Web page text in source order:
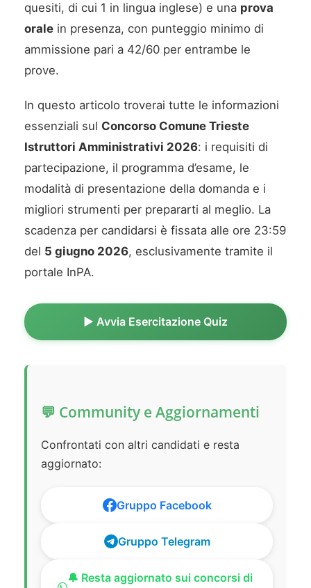
quesiti, di cui 1 in lingua inglese) e una prova
orale in presenza, con punteggio minimo di
ammissione pari a 42/60 per entrambe le
prove.
In questo articolo troverai tutte le informazioni
essenziali sul Concorso Comune Trieste
Istruttori Amministrativi 2026: i requisiti di
partecipazione, il programma d’esame, le
modalità di presentazione della domanda e i
migliori strumenti per prepararti al meglio. La
scadenza per candidarsi è fissata alle ore 23:59
del 5 giugno 2026, esclusivamente tramite il
portale InPA.
▶️ Avvia Esercitazione Quiz
💬 Community e Aggiornamenti
Confrontati con altri candidati e resta
aggiornato:
Gruppo Facebook
Gruppo Telegram
🔔 Resta aggiornato sui concorsi di